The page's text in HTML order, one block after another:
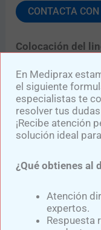
CONTACTA
Colocación del
Para colocar el
como se muestra
Nota:Compruebe
podrían causar
Cuando el
una ligera
En Mediprax
el siguiente
especialistas te
resolver tus
¡Recibe atención
solución ideal
¿Qué obtienes al
Atención
expertos.
Respuesta